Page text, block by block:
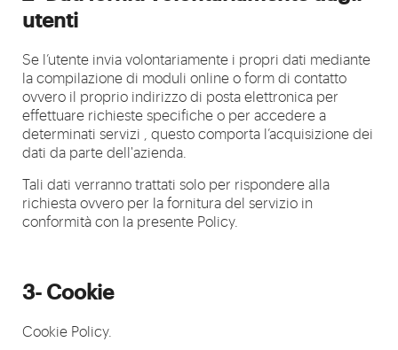
utenti
Se l’utente invia volontariamente i propri dati mediante
la compilazione di moduli online o form di contatto
ovvero il proprio indirizzo di posta elettronica per
effettuare richieste specifiche o per accedere a
determinati servizi , questo comporta l’acquisizione dei
dati da parte dell'azienda.
Tali dati verranno trattati solo per rispondere alla
richiesta ovvero per la fornitura del servizio in
conformità con la presente Policy.
3- Cookie
Cookie Policy.